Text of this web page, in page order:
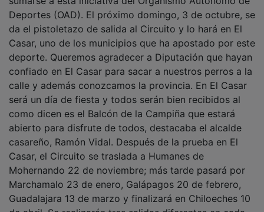
Deportes (OAD). El próximo domingo, 3 de octubre, se
da el pistoletazo de salida al Circuito y lo hará en El
Casar, uno de los municipios que ha apostado por este
deporte. Queremos agradecer a Diputación que hayan
confiado en El Casar para sacar a nuestros perros a la
calle y además conozcamos la provincia. En El Casar
será un día de fiesta y todos serán bien recibidos al
como dicen es el Balcón de la Campiña que estará
abierto para disfrute de todos, destacaba el alcalde
casareño, Ramón Vidal. Después de la prueba en El
Casar, el Circuito se traslada a Humanes de
Mohernando 22 de noviembre; más tarde pasará por
Marchamalo 23 de enero, Galápagos 20 de febrero,
Guadalajara 13 de marzo y finalizará en Chiloeches 10
de abril. Se realizarán tres salidas diferentes en cada